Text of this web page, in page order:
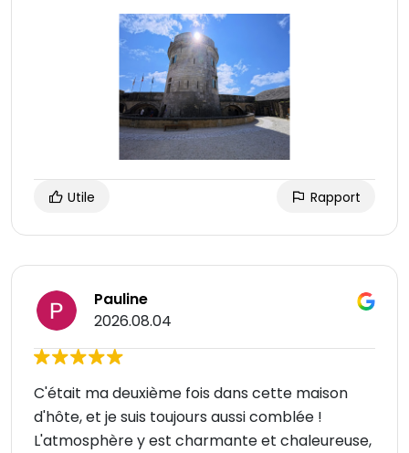
Utile Rapport
Pauline
2026.08.04
C'était ma deuxième fois dans cette maison
d'hôte, et je suis toujours aussi comblée !
L'atmosphère y est charmante et chaleureuse,